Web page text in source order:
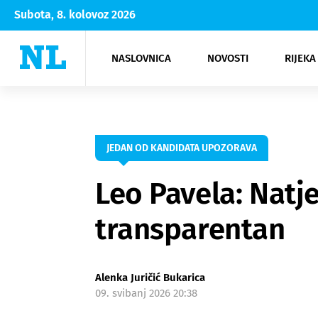
Subota, 8. kolovoz 2026
NASLOVNICA NOVOSTI
Rijeka Opatija
NK
Moda
Kultura
JEDAN OD KANDIDATA UPOZORAVA
Leo Pavela:
transparentan
Alenka Juričić Bukarica
09. svibanj 2026 20:38